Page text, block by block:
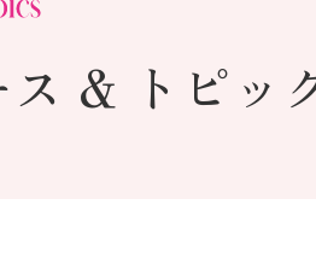
ス & トピッ